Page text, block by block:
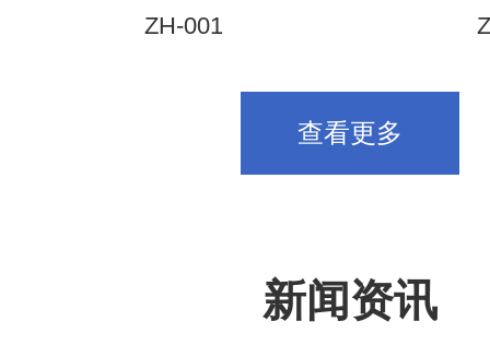
ZH-001
查看更多
新闻资讯